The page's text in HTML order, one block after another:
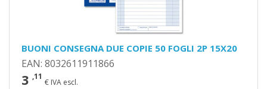
BUONI CONSEGNA DUE COPIE 50 FOGLI 2P 15X20
EAN: 8032611911866
3 ,11
€ IVA escl.